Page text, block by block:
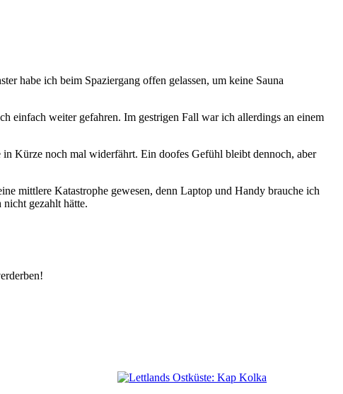
habe ich beim Spaziergang offen gelassen, um keine Sauna
einfach weiter gefahren. Im gestrigen Fall war ich allerdings an einem
Kürze noch mal widerfährt. Ein doofes Gefühl bleibt dennoch, aber
mittlere Katastrophe gewesen, denn Laptop und Handy brauche ich
gezahlt hätte.